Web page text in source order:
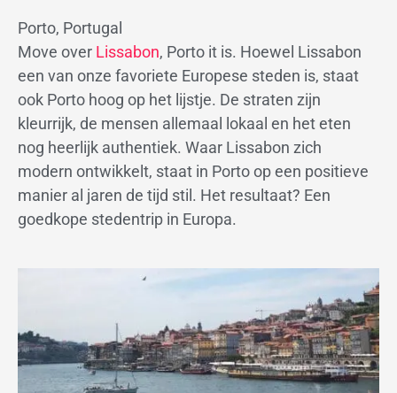
Porto, Portugal
Move over Lissabon, Porto it is. Hoewel Lissabon
een van onze favoriete Europese steden is, staat
ook Porto hoog op het lijstje. De straten zijn
kleurrijk, de mensen allemaal lokaal en het eten
nog heerlijk authentiek. Waar Lissabon zich
modern ontwikkelt, staat in Porto op een positieve
manier al jaren de tijd stil. Het resultaat? Een
goedkope stedentrip in Europa.